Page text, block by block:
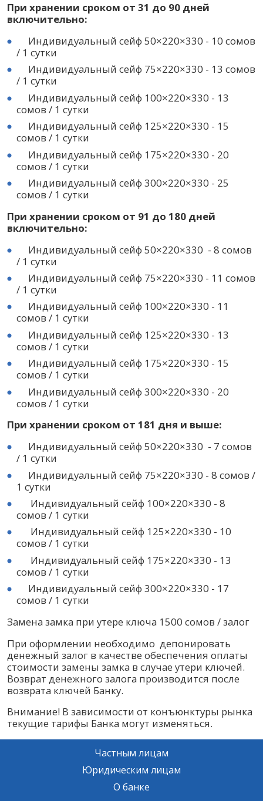
При хранении сроком от 31 до 90 дней
включительно:
Индивидуальный сейф 50×220×330 - 10 сомов
/ 1 сутки
Индивидуальный сейф 75×220×330 - 13 сомов
/ 1 сутки
Индивидуальный сейф 100×220×330 - 13
сомов / 1 сутки
Индивидуальный сейф 125×220×330 - 15
сомов / 1 сутки
Индивидуальный сейф 175×220×330 - 20
сомов / 1 сутки
Индивидуальный сейф 300×220×330 - 25
сомов / 1 сутки
При хранении сроком от 91 до 180 дней
включительно:
Индивидуальный сейф 50×220×330 - 8 сомов
/ 1 сутки
Индивидуальный сейф 75×220×330 - 11 сомов
/ 1 сутки
Индивидуальный сейф 100×220×330 - 11
сомов / 1 сутки
Индивидуальный сейф 125×220×330 - 13
сомов / 1 сутки
Индивидуальный сейф 175×220×330 - 15
сомов / 1 сутки
Индивидуальный сейф 300×220×330 - 20
сомов / 1 сутки
При хранении сроком от 181 дня и выше:
Индивидуальный сейф 50×220×330 - 7 сомов
/ 1 сутки
Индивидуальный сейф 75×220×330 - 8 сомов /
1 сутки
Индивидуальный сейф 100×220×330 - 8
сомов / 1 сутки
Индивидуальный сейф 125×220×330 - 10
сомов / 1 сутки
Индивидуальный сейф 175×220×330 - 13
сомов / 1 сутки
Индивидуальный сейф 300×220×330 - 17
сомов / 1 сутки
Замена замка при утере ключа 1500 сомов / залог
При оформлении необходимо депонировать
денежный залог в качестве обеспечения оплаты
стоимости замены замка в случае утери ключей.
Возврат денежного залога производится после
возврата ключей Банку.
Внимание! В зависимости от конъюнктуры рынка
текущие тарифы Банка могут изменяться.
Частным лицам
Юридическим лицам
О банке